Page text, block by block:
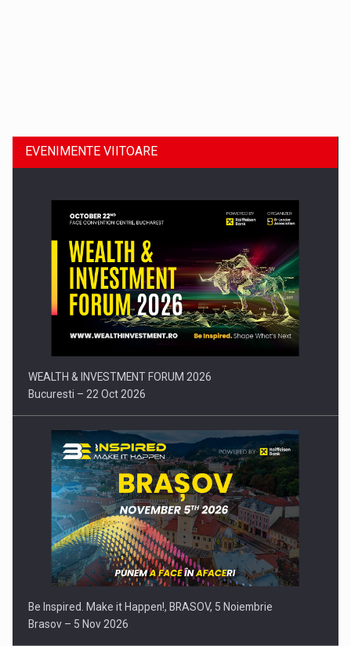
Comunicat de presa: Joburile part-time reincep sa intre pe…
EVENIMENTE VIITOARE
WEALTH & INVESTMENT FORUM 2026
Bucuresti – 22 Oct 2026
Be Inspired. Make it Happen!, BRASOV, 5 Noiembrie
Brasov – 5 Nov 2026